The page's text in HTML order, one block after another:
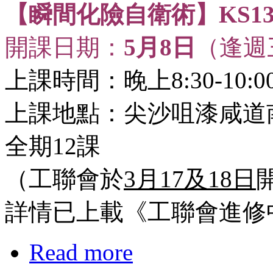
【瞬間化險自衛術】
開課日期： 5月8日
（逢
上課時間：晚上8:30-
上課地點：尖沙咀漆咸
全期12課
（工聯會於3月17及18日
詳情已上載《工聯會進
Read more